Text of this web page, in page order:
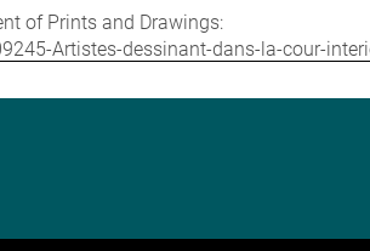
of Prints and Drawings:
Artistes-dessinant-dans-la-cour-